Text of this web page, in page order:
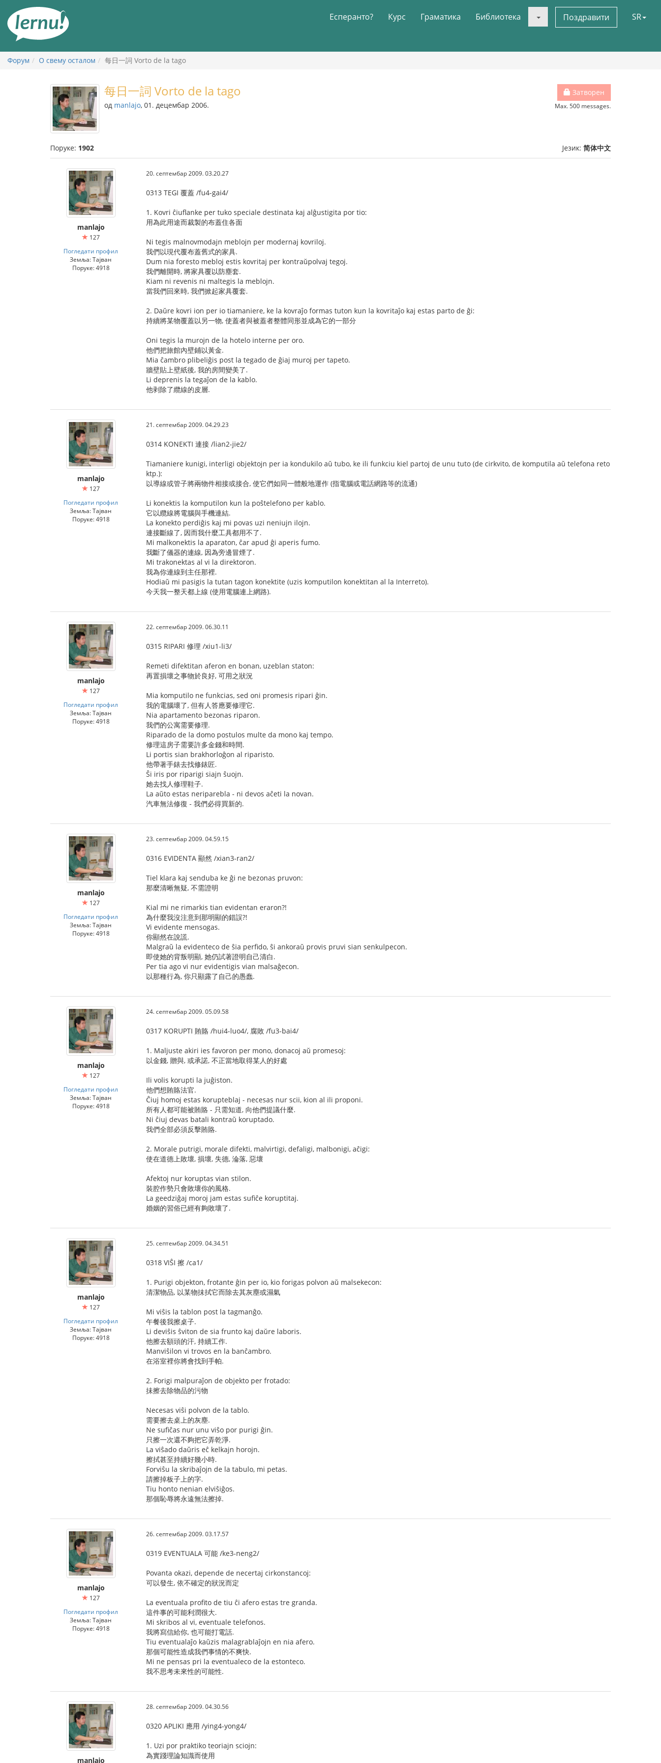
садржају
Есперанто? Курс Граматика Библиотека Поздравити SR
Форум О свему осталом 每日一詞 Vorto de la tago
Затворен
Max. 500 messages.
每日一詞 Vorto de la tago
од manlajo, 01. децембар 2006.
Поруке: 1902 Језик: 简体中文
manlajo
127
Погледати профил
Земља: Тајван
Поруке: 4918
20. септембар 2009. 03.20.27
0313 TEGI 覆蓋 /fu4-gai4/
1. Kovri ĉiuflanke per tuko speciale destinata kaj alĝustigita por tio:
用為此用途而裁製的布蓋住各面
Ni tegis malnovmodajn meblojn per modernaj kovriloj.
我們以現代覆布蓋舊式的家具.
Dum nia foresto mebloj estis kovritaj per kontraŭpolvaj tegoj.
我們離開時, 將家具覆以防塵套.
Kiam ni revenis ni maltegis la meblojn.
當我們回來時, 我們掀起家具覆套.
2. Daŭre kovri ion per io tiamaniere, ke la kovraĵo formas tuton kun la kovritaĵo kaj estas parto de ĝi:
持續將某物覆蓋以另一物, 使蓋者與被蓋者整體同形並成為它的一部分
Oni tegis la murojn de la hotelo interne per oro.
他們把旅館內壁鋪以黃金.
Mia ĉambro plibeliĝis post la tegado de ĝiaj muroj per tapeto.
牆壁貼上壁紙後, 我的房間變美了.
Li deprenis la tegaĵon de la kablo.
他剥除了纜線的皮層.
manlajo
127
Погледати профил
Земља: Тајван
Поруке: 4918
21. септембар 2009. 04.29.23
0314 KONEKTI 連接 /lian2-jie2/
Tiamaniere kunigi, interligi objektojn per ia kondukilo aŭ tubo, ke ili funkciu kiel partoj de unu tuto (de cirkvito, de komputila aŭ telefona reto
ktp.):
以導線或管子將兩物件相接或接合, 使它們如同一體般地運作 (指電腦或電話網路等的流通)
Li konektis la komputilon kun la poŝtelefono per kablo.
它以纜線將電腦與手機連結.
La konekto perdiĝis kaj mi povas uzi neniujn ilojn.
連接斷線了, 因而我什麼工具都用不了.
Mi malkonektis la aparaton, ĉar apud ĝi aperis fumo.
我斷了儀器的連線, 因為旁邊冒煙了.
Mi trakonektas al vi la direktoron.
我為你連線到主任那裡.
Hodiaŭ mi pasigis la tutan tagon konektite (uzis komputilon konektitan al la Interreto).
今天我一整天都上線 (使用電腦連上網路).
manlajo
127
Погледати профил
Земља: Тајван
Поруке: 4918
22. септембар 2009. 06.30.11
0315 RIPARI 修理 /xiu1-li3/
Remeti difektitan aferon en bonan, uzeblan staton:
再置損壞之事物於良好, 可用之狀況
Mia komputilo ne funkcias, sed oni promesis ripari ĝin.
我的電腦壞了, 但有人答應要修理它.
Nia apartamento bezonas riparon.
我們的公寓需要修理.
Riparado de la domo postulos multe da mono kaj tempo.
修理這房子需要許多金錢和時間.
Li portis sian brakhorloĝon al riparisto.
他帶著手錶去找修錶匠.
Ŝi iris por riparigi siajn ŝuojn.
她去找人修理鞋子.
La aŭto estas neriparebla - ni devos aĉeti la novan.
汽車無法修復 - 我們必得買新的.
manlajo
127
Погледати профил
Земља: Тајван
Поруке: 4918
23. септембар 2009. 04.59.15
0316 EVIDENTA 顯然 /xian3-ran2/
Tiel klara kaj senduba ke ĝi ne bezonas pruvon:
那麼清晰無疑, 不需證明
Kial mi ne rimarkis tian evidentan eraron?!
為什麼我沒注意到那明顯的錯誤?!
Vi evidente mensogas.
你顯然在說謊.
Malgraŭ la evidenteco de ŝia perfido, ŝi ankoraŭ provis pruvi sian senkulpecon.
即使她的背叛明顯, 她仍試著證明自己清白.
Per tia ago vi nur evidentigis vian malsaĝecon.
以那種行為, 你只顯露了自己的愚蠢.
manlajo
127
Погледати профил
Земља: Тајван
Поруке: 4918
24. септембар 2009. 05.09.58
0317 KORUPTI 賄賂 /hui4-luo4/, 腐敗 /fu3-bai4/
1. Maljuste akiri ies favoron per mono, donacoj aŭ promesoj:
以金錢, 贈與, 或承諾, 不正當地取得某人的好處
Ili volis korupti la juĝiston.
他們想賄賂法官.
Ĉiuj homoj estas korupteblaj - necesas nur scii, kion al ili proponi.
所有人都可能被賄賂 - 只需知道, 向他們提議什麼.
Ni ĉiuj devas batali kontraŭ koruptado.
我們全部必須反擊賄賂.
2. Morale putrigi, morale difekti, malvirtigi, defaligi, malbonigi, aĉigi:
使在道德上敗壞, 損壞, 失德, 淪落, 惡壞
Afektoj nur koruptas vian stilon.
裝腔作勢只會敗壞你的風格.
La geedziĝaj moroj jam estas sufiĉe koruptitaj.
婚姻的習俗已經有夠敗壞了.
manlajo
127
Погледати профил
Земља: Тајван
Поруке: 4918
25. септембар 2009. 04.34.51
0318 VIŜI 擦 /ca1/
1. Purigi objekton, frotante ĝin per io, kio forigas polvon aŭ malsekecon:
清潔物品, 以某物抺拭它而除去其灰塵或濕氣
Mi viŝis la tablon post la tagmanĝo.
午餐後我擦桌子.
Li deviŝis ŝviton de sia frunto kaj daŭre laboris.
他擦去額頭的汗, 持續工作.
Manviŝilon vi trovos en la banĉambro.
在浴室裡你將會找到手帕.
2. Forigi malpuraĵon de objekto per frotado:
抺擦去除物品的污物
Necesas viŝi polvon de la tablo.
需要擦去桌上的灰塵.
Ne sufiĉas nur unu viŝo por purigi ĝin.
只擦一次還不夠把它弄乾淨.
La viŝado daŭris eĉ kelkajn horojn.
擦拭甚至持續好幾小時.
Forviŝu la skribaĵojn de la tabulo, mi petas.
請擦掉板子上的字.
Tiu honto nenian elviŝiĝos.
那個恥辱將永遠無法擦掉.
manlajo
127
Погледати профил
Земља: Тајван
Поруке: 4918
26. септембар 2009. 03.17.57
0319 EVENTUALA 可能 /ke3-neng2/
Povanta okazi, depende de necertaj cirkonstancoj:
可以發生, 依不確定的狀況而定
La eventuala profito de tiu ĉi afero estas tre granda.
這件事的可能利潤很大.
Mi skribos al vi, eventuale telefonos.
我將寫信給你, 也可能打電話.
Tiu eventualaĵo kaŭzis malagrablaĵojn en nia afero.
那個可能性造成我們事情的不爽快.
Mi ne pensas pri la eventualeco de la estonteco.
我不思考未來性的可能性.
manlajo
28. септембар 2009. 04.30.56
0320 APLIKI 應用 /ying4-yong4/
1. Uzi por praktiko teoriajn sciojn:
為實踐理論知識而使用